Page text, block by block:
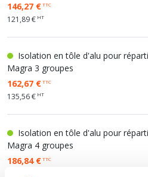
146,27 €TTC
121,89 € HT
Isolation en tôle d'alu pour
Magra 3 groupes
162,67 €TTC
135,56 € HT
Isolation en tôle d'alu pour
Magra 4 groupes
186,84 €TTC